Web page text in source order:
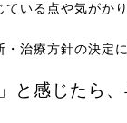
ている点や気がか
治療方針の決定
と感じたら